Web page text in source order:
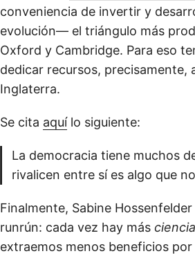
conveniencia de invertir y
evolución— el triángulo más
Oxford y Cambridge. Para eso
dedicar recursos, precisamente,
Inglaterra.
Se cita aquílo siguiente:
La democracia tiene muchos
rivalicen entre sí es algo que
Finalmente, Sabine
runrún: cada vez hay más ciencia
extraemos menos beneficios